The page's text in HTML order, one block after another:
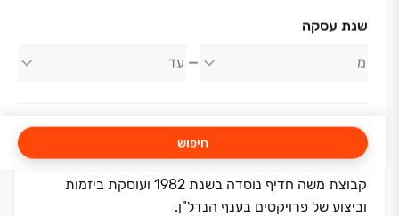
שנת עסקה
חיפוש
אודות החברה
משה חדיף
קבוצת משה חדיף נוסדה בשנת 1982 ועוסקת ביזמות
וביצוע של פרויקטים בענף הנדל"ן.